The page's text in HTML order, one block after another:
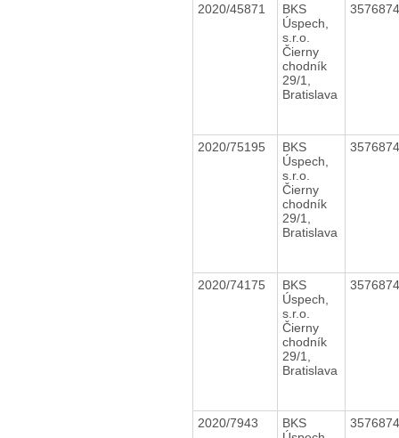
2020/45871
BKS
Úspech,
s.r.o.
Čierny
chodník
29/1,
Bratislava
2020/75195
BKS
Úspech,
s.r.o.
Čierny
chodník
29/1,
Bratislava
2020/74175
BKS
Úspech,
s.r.o.
Čierny
chodník
29/1,
Bratislava
2020/7943
BKS